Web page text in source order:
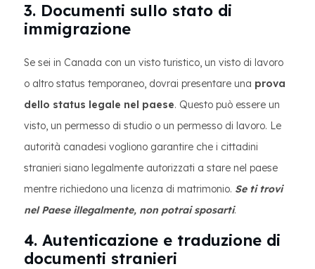
3. Documenti sullo stato di
immigrazione
Se sei in Canada con un visto turistico, un visto di lavoro
o altro status temporaneo, dovrai presentare una prova
dello status legale nel paese. Questo può essere un
visto, un permesso di studio o un permesso di lavoro. Le
autorità canadesi vogliono garantire che i cittadini
stranieri siano legalmente autorizzati a stare nel paese
mentre richiedono una licenza di matrimonio. Se ti trovi
nel Paese illegalmente, non potrai sposarti.
4. Autenticazione e traduzione di
documenti stranieri